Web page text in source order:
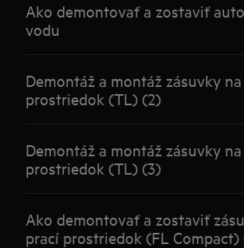
Ako demontovať a zostaviť
vodu
Demontáž a montáž zásuvky
prostriedok (TL) (2)
Demontáž a montáž zásuvky
prostriedok (TL) (3)
Ako demontovať a zostaviť
prací prostriedok (FL